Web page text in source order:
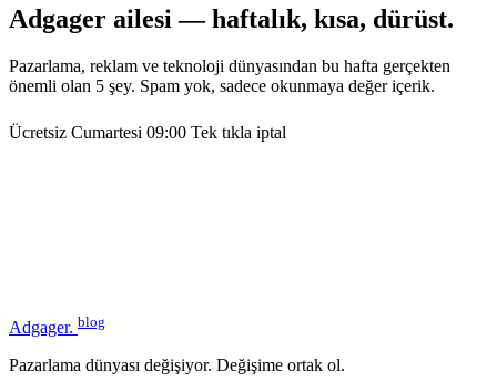
Adgager ailesi — haftalık, kısa, dürüst.
Pazarlama, reklam ve teknoloji dünyasından bu hafta gerçekten
önemli olan 5 şey. Spam yok, sadece okunmaya değer içerik.
Ücretsiz Cumartesi 09:00 Tek tıkla iptal
Adgager. blog
Pazarlama dünyası değişiyor. Değişime ortak ol.